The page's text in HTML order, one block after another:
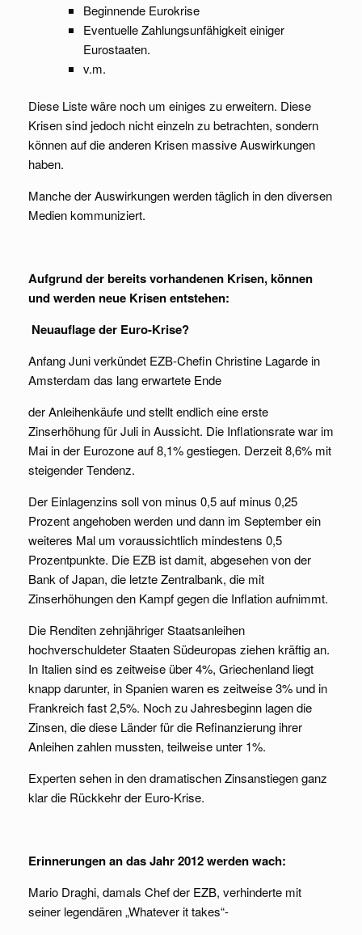
Beginnende Eurokrise
Eventuelle Zahlungsunfähigkeit einiger
Eurostaaten.
v.m.
Diese Liste wäre noch um einiges zu erweitern. Diese
Krisen sind jedoch nicht einzeln zu betrachten, sondern
können auf die anderen Krisen massive Auswirkungen
haben.
Manche der Auswirkungen werden täglich in den diversen
Medien kommuniziert.
Aufgrund der bereits vorhandenen Krisen, können
und werden neue Krisen entstehen:
Neuauflage der Euro-Krise?
Anfang Juni verkündet EZB-Chefin Christine Lagarde in
Amsterdam das lang erwartete Ende
der Anleihenkäufe und stellt endlich eine erste
Zinserhöhung für Juli in Aussicht. Die Inflationsrate war im
Mai in der Eurozone auf 8,1% gestiegen. Derzeit 8,6% mit
steigender Tendenz.
Der Einlagenzins soll von minus 0,5 auf minus 0,25
Prozent angehoben werden und dann im September ein
weiteres Mal um voraussichtlich mindestens 0,5
Prozentpunkte. Die EZB ist damit, abgesehen von der
Bank of Japan, die letzte Zentralbank, die mit
Zinserhöhungen den Kampf gegen die Inflation aufnimmt.
Die Renditen zehnjähriger Staatsanleihen
hochverschuldeter Staaten Südeuropas ziehen kräftig an.
In Italien sind es zeitweise über 4%, Griechenland liegt
knapp darunter, in Spanien waren es zeitweise 3% und in
Frankreich fast 2,5%. Noch zu Jahresbeginn lagen die
Zinsen, die diese Länder für die Refinanzierung ihrer
Anleihen zahlen mussten, teilweise unter 1%.
Experten sehen in den dramatischen Zinsanstiegen ganz
klar die Rückkehr der Euro-Krise.
Erinnerungen an das Jahr 2012 werden wach:
Mario Draghi, damals Chef der EZB, verhinderte mit
seiner legendären „Whatever it takes“-